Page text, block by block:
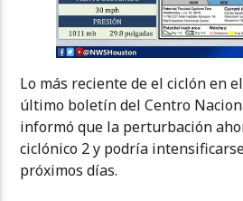
Lo más reciente de el ciclón en
último boletín del Centro
informó que la perturbación
ciclónico 2 y podría
próximos días.